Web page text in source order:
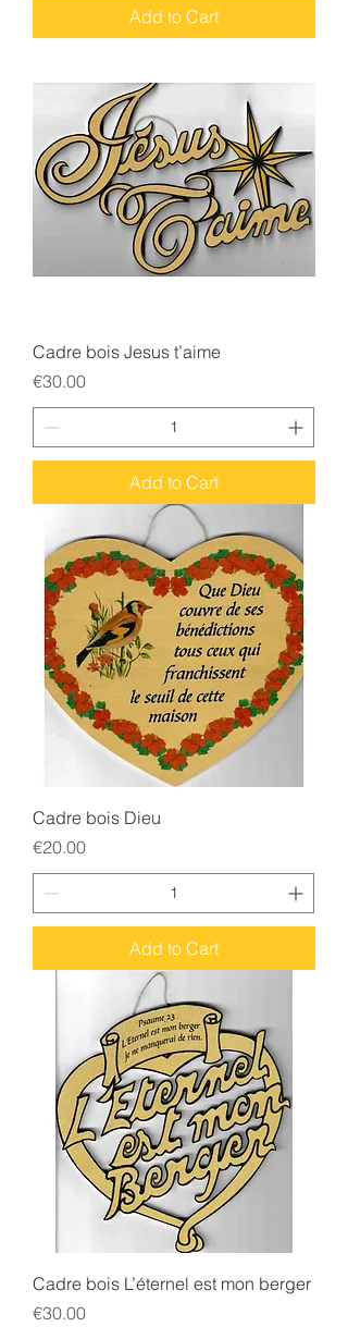
Add to Cart
Cadre bois Jesus t’aime
Price
€30.00
Add to Cart
Cadre bois Dieu
Price
€20.00
Add to Cart
Cadre bois L’éternel est mon berger
Price
€30.00